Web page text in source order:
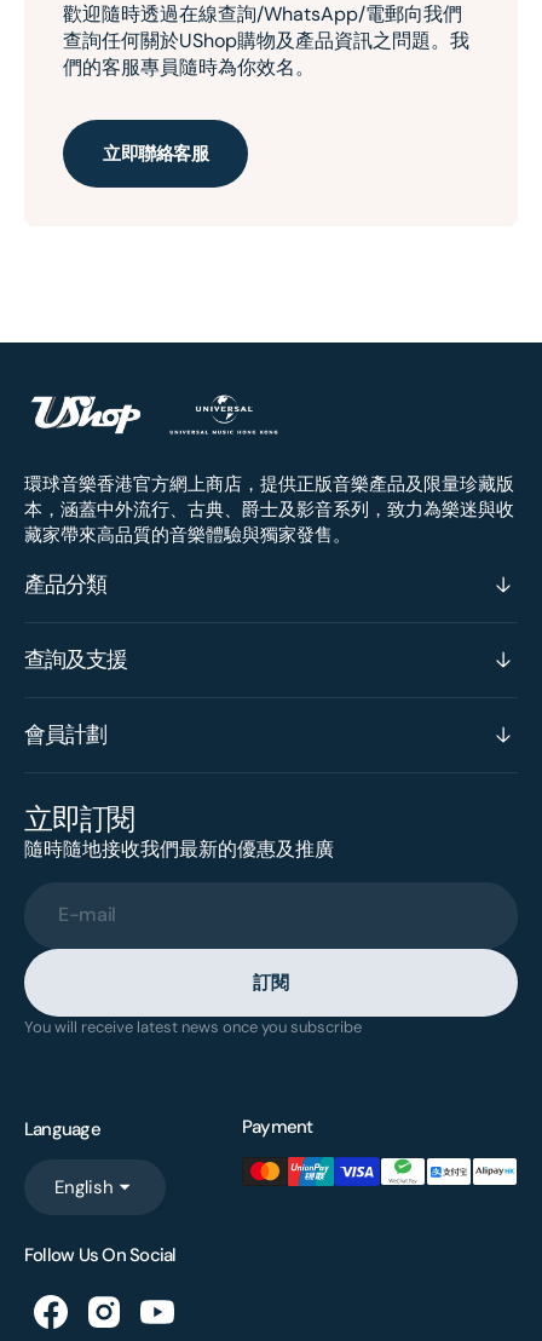
歡迎隨時透過在線查詢/WhatsApp/電郵向我們
查詢任何關於UShop購物及產品資訊之問題。我
們的客服專員隨時為你效名。
立即聯絡客服
環球音樂香港官方網上商店，提供正版音樂產品及限量珍藏版
本，涵蓋中外流行、古典、爵士及影音系列，致力為樂迷與收
藏家帶來高品質的音樂體驗與獨家發售。
產品分類
查詢及支援
會員計劃
立即訂閱
隨時隨地接收我們最新的優惠及推廣
E-mail
訂閱
You will receive latest news once you subscribe
Language
English
Payment
Follow Us On Social